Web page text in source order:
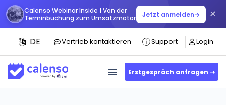
Calenso Webinar Inside | Von der
Terminbuchung zum Umsatzmotor
Jetzt anmelden→ ×
DE Vertrieb kontaktieren Support Login
Erstgespräch anfragen ➝